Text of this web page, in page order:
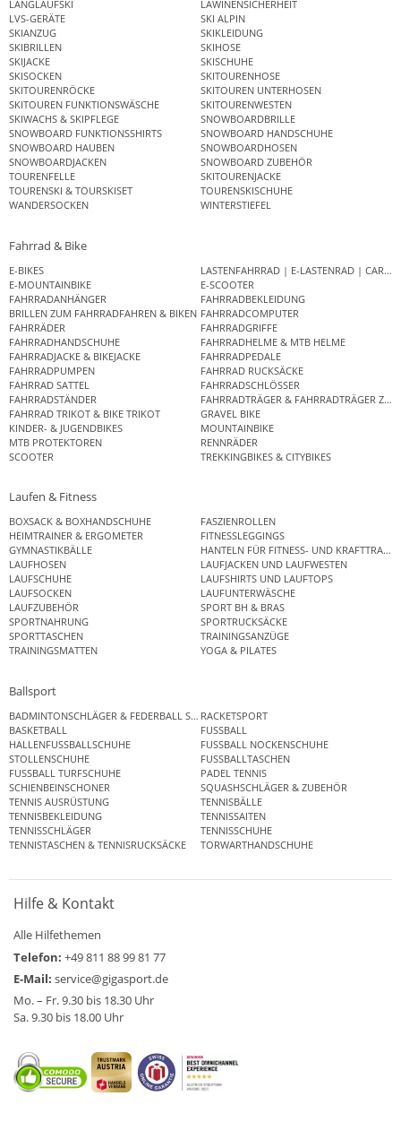
LANGLAUFSKI
LAWINENSICHERHEIT
LVS-GERÄTE
SKI ALPIN
SKIANZUG
SKIKLEIDUNG
SKIBRILLEN
SKIHOSE
SKIJACKE
SKISCHUHE
SKISOCKEN
SKITOURENHOSE
SKITOURENRÖCKE
SKITOUREN UNTERHOSEN
SKITOUREN FUNKTIONSWÄSCHE
SKITOURENWESTEN
SKIWACHS & SKIPFLEGE
SNOWBOARDBRILLE
SNOWBOARD FUNKTIONSSHIRTS
SNOWBOARD HANDSCHUHE
SNOWBOARD HAUBEN
SNOWBOARDHOSEN
SNOWBOARDJACKEN
SNOWBOARD ZUBEHÖR
TOURENFELLE
SKITOURENJACKE
TOURENSKI & TOURSKISET
TOURENSKISCHUHE
WANDERSOCKEN
WINTERSTIEFEL
Fahrrad & Bike
E-BIKES
LASTENFAHRRAD | E-LASTENRAD |
E-MOUNTAINBIKE
E-SCOOTER
FAHRRADANHÄNGER
FAHRRADBEKLEIDUNG
BRILLEN ZUM FAHRRADFAHREN & BIKEN FAHRRADCOMPUTER
FAHRRÄDER
FAHRRADGRIFFE
FAHRRADHANDSCHUHE
FAHRRADHELME & MTB HELME
FAHRRADJACKE & BIKEJACKE
FAHRRADPEDALE
FAHRRADPUMPEN
FAHRRAD RUCKSÄCKE
FAHRRAD SATTEL
FAHRRADSCHLÖSSER
FAHRRADSTÄNDER
FAHRRADTRÄGER & FAHRRADTRÄGER
FAHRRAD TRIKOT & BIKE TRIKOT
GRAVEL BIKE
KINDER- & JUGENDBIKES
MOUNTAINBIKE
MTB PROTEKTOREN
RENNRÄDER
SCOOTER
TREKKINGBIKES & CITYBIKES
Laufen & Fitness
BOXSACK & BOXHANDSCHUHE
FASZIENROLLEN
HEIMTRAINER & ERGOMETER
FITNESSLEGGINGS
GYMNASTIKBÄLLE
HANTELN FÜR FITNESS- UND
LAUFHOSEN
LAUFJACKEN UND LAUFWESTEN
LAUFSCHUHE
LAUFSHIRTS UND LAUFTOPS
LAUFSOCKEN
LAUFUNTERWÄSCHE
LAUFZUBEHÖR
SPORT BH & BRAS
SPORTNAHRUNG
SPORTRUCKSÄCKE
SPORTTASCHEN
TRAININGSANZÜGE
TRAININGSMATTEN
YOGA & PILATES
Ballsport
BADMINTONSCHLÄGER & FEDERBALL SETSRACKETSPORT
BASKETBALL
FUSSBALL
HALLENFUSSBALLSCHUHE
FUSSBALL NOCKENSCHUHE
STOLLENSCHUHE
FUSSBALLTASCHEN
FUSSBALL TURFSCHUHE
PADEL TENNIS
SCHIENBEINSCHONER
SQUASHSCHLÄGER & ZUBEHÖR
TENNIS AUSRÜSTUNG
TENNISBÄLLE
TENNISBEKLEIDUNG
TENNISSAITEN
TENNISSCHLÄGER
TENNISSCHUHE
TENNISTASCHEN & TENNISRUCKSÄCKE
TORWARTHANDSCHUHE
Hilfe & Kontakt
Alle Hilfethemen
Telefon: +49 811 88 99 81 77
E-Mail: service@gigasport.de
Mo. – Fr. 9.30 bis 18.30 Uhr
Sa. 9.30 bis 18.00 Uhr